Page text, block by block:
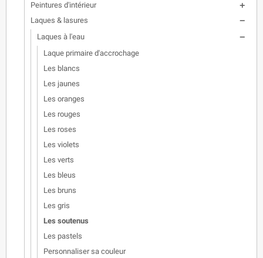
Peintures d'intérieur 
Laques & lasures 
Laques à l'eau 
Laque primaire d'accrochage
Les blancs
Les jaunes
Les oranges
Les rouges
Les roses
Les violets
Les verts
Les bleus
Les bruns
Les gris
Les soutenus
Les pastels
Personnaliser sa couleur